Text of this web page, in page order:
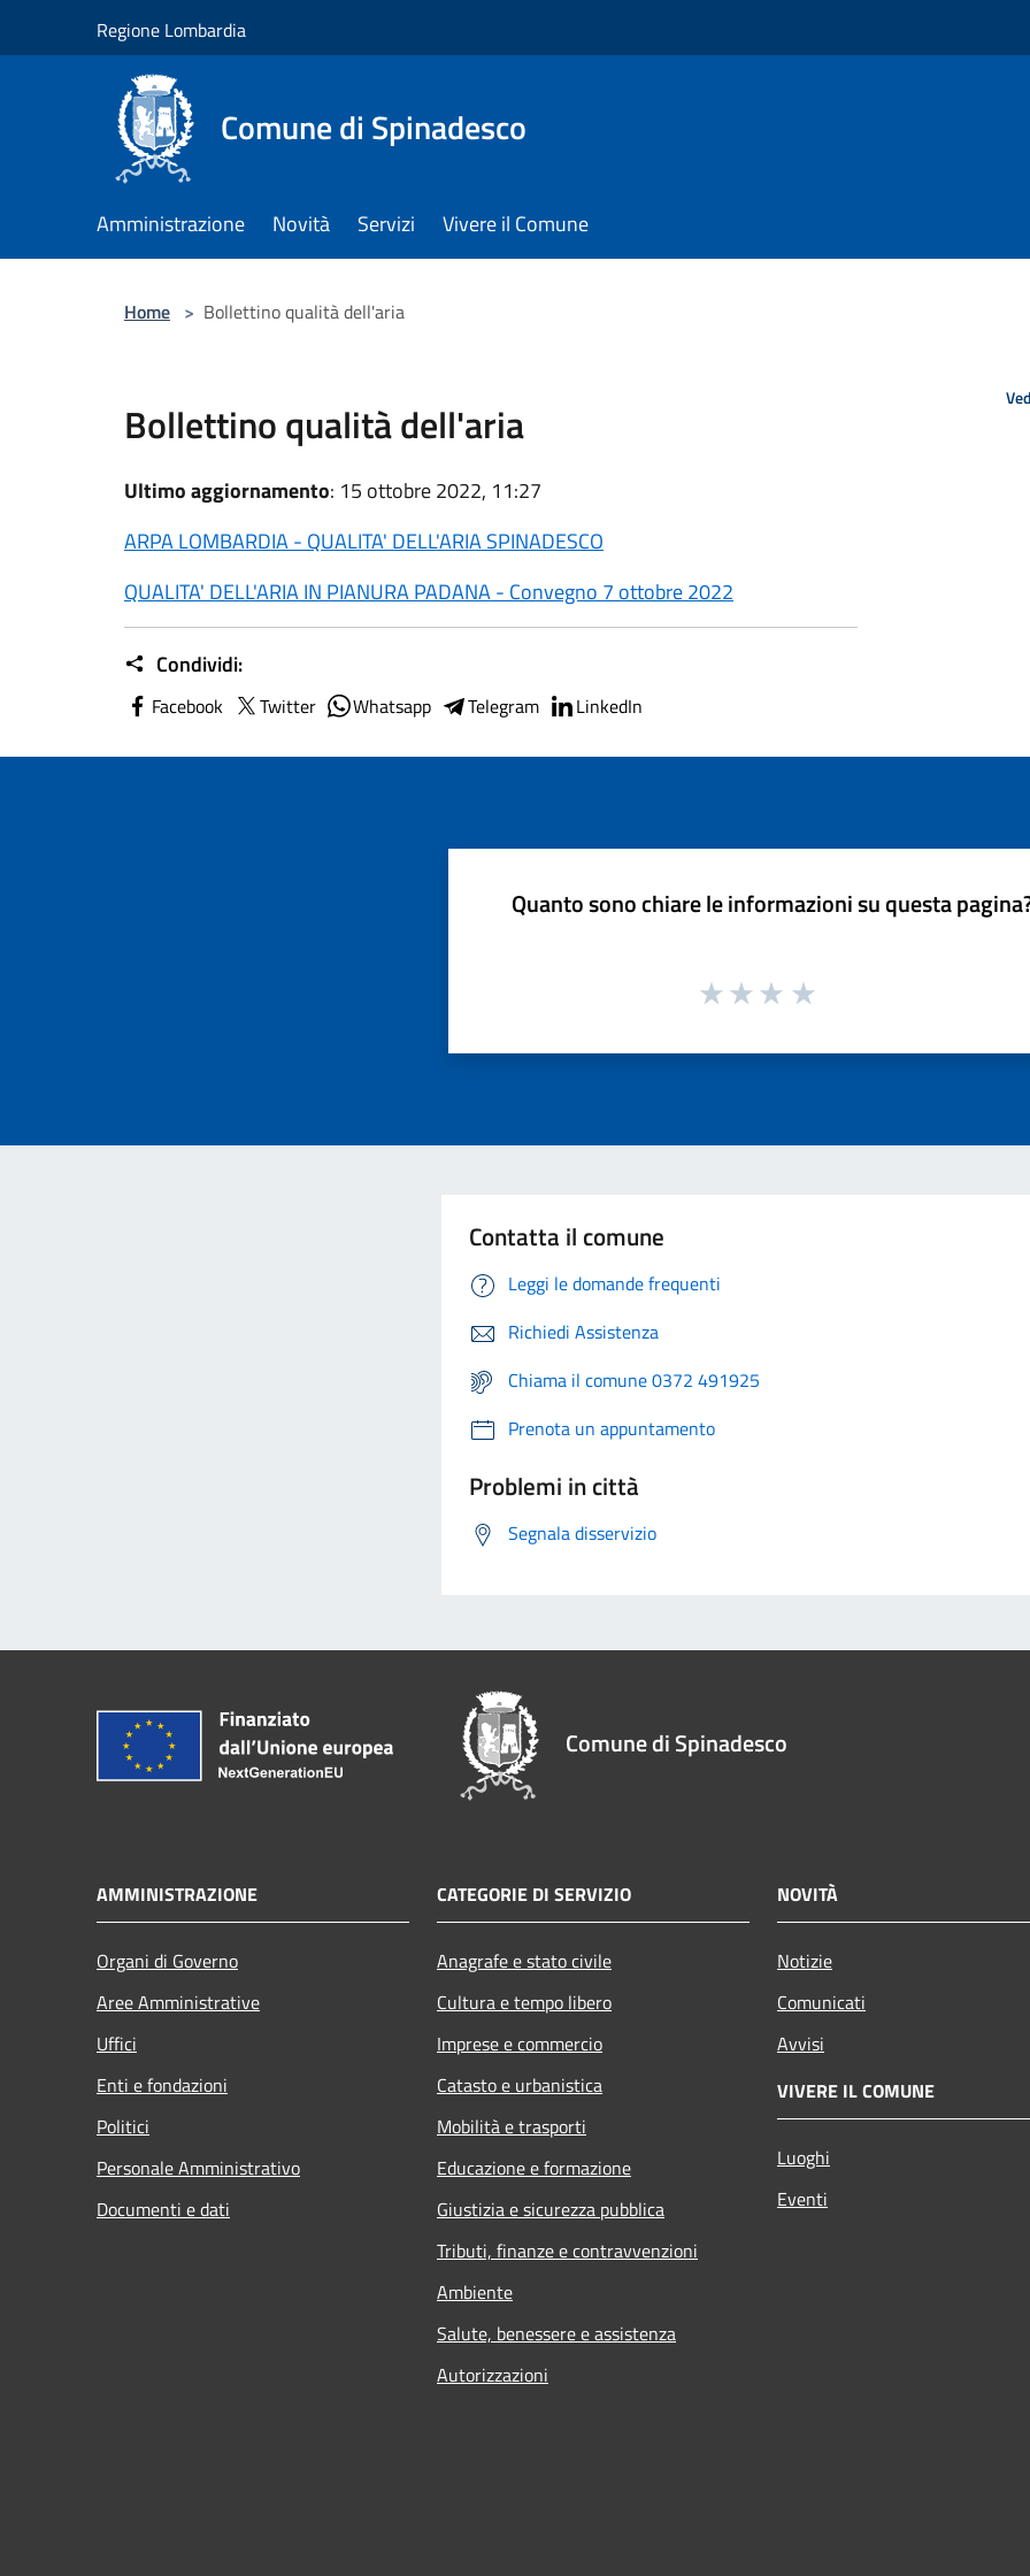
Regione Lombardia
Comune di Spinadesco
Amministrazione Novità Servizi Vivere il Comune
Home > Bollettino qualità dell'aria
Bollettino qualità dell'aria
Ultimo aggiornamento: 15 ottobre 2022, 11:27
ARPA LOMBARDIA - QUALITA' DELL'ARIA SPINADESCO
QUALITA' DELL'ARIA IN PIANURA PADANA - Convegno 7 ottobre 2022
Condividi:
Facebook Twitter Whatsapp Telegram LinkedIn
Quanto sono chiare le informazioni su questa
Contatta il comune
Leggi le domande frequenti
Richiedi Assistenza
Chiama il comune 0372 491925
Prenota un appuntamento
Problemi in città
Segnala disservizio
Comune di Spinadesco
AMMINISTRAZIONE
Organi di Governo
Aree Amministrative
Uffici
Enti e fondazioni
Politici
Personale Amministrativo
Documenti e dati
CATEGORIE DI SERVIZIO
Anagrafe e stato civile
Cultura e tempo libero
Imprese e commercio
Catasto e urbanistica
Mobilità e trasporti
Educazione e formazione
Giustizia e sicurezza pubblica
Tributi, finanze e contravvenzioni
Ambiente
Salute, benessere e assistenza
Autorizzazioni
NOVITÀ
Notizie
Comunicati
Avvisi
VIVERE IL COMUNE
Luoghi
Eventi